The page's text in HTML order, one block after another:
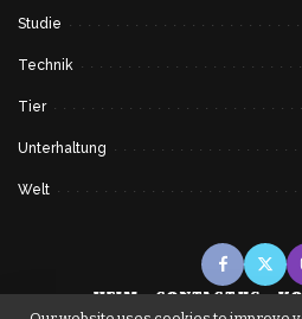
Studie
Technik
Tier
Unterhaltung
Welt
HEIM CONTACT US